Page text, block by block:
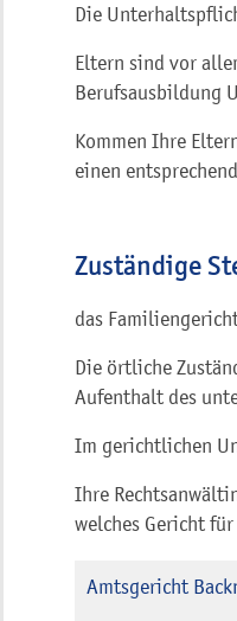
Die
Eltern sind vor
Berufsausbildung
Kommen Ihre
einen
Zuständige
das
Die örtliche
Aufenthalt des
Im gerichtlichen
Ihre
welches Gericht
Amtsgericht